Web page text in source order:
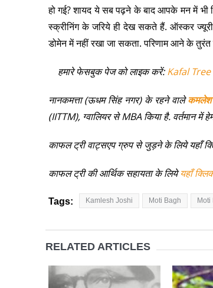
हो गई? शायद ये सब पढ़ने के बाद आपके मन में भी
स्क्रीनिंग के जरिये ही देख सकते हैं. ऑस्कर
डोमेन में नहीं रखा जा सकता. परिणाम आने के
हमारे फेसबुक पेज को लाइक करें:Kafal
नानकमत्ता (ऊधम सिंह नगर) के रहने वालेकमलेश
(IITTM), ग्वालियर से MBA किया है. वर्तमान में
काफल ट्री वाट्सएप ग्रुप से जुड़ने के लिये यहाँ
काफल ट्री की आर्थिक सहायता के लियेयहाँ
Tags: Kamlesh Joshi Moti Bagh Moti
RELATED ARTICLES